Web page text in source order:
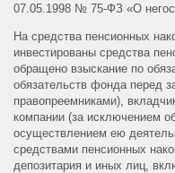
07.05.1998 № 75-ФЗ «О
На средства пенсионных
инвестированы средства
обращено взыскание по
обязательств фонда перед
правопреемниками),
компании (за исключением
осуществлением ею
средствами пенсионных
депозитария и иных лиц,